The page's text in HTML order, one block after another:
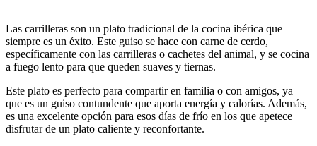
Las carrilleras son un plato tradicional de la cocina ibérica que
siempre es un éxito. Este guiso se hace con carne de cerdo,
específicamente con las carrilleras o cachetes del animal, y se cocina
a fuego lento para que queden suaves y tiernas.
Este plato es perfecto para compartir en familia o con amigos, ya
que es un guiso contundente que aporta energía y calorías. Además,
es una excelente opción para esos días de frío en los que apetece
disfrutar de un plato caliente y reconfortante.